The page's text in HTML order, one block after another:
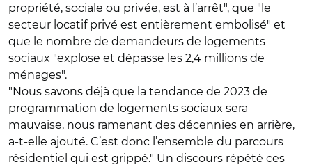
propriété, sociale ou privée, est à l’arrêt", que "le
secteur locatif privé est entièrement embolisé" et
que le nombre de demandeurs de logements
sociaux "explose et dépasse les 2,4 millions de
ménages".
"Nous savons déjà que la tendance de 2023 de
programmation de logements sociaux sera
mauvaise, nous ramenant des décennies en arrière,
a-t-elle ajouté. C’est donc l’ensemble du parcours
résidentiel qui est grippé." Un discours répété ces